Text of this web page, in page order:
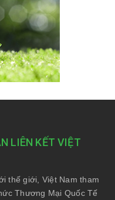
LIÊN KẾT VIỆT
thế giới, Việt Nam tham
Thương Mại Quốc Tế